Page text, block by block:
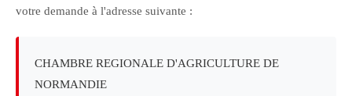
votre demande à l'adresse suivante :
CHAMBRE REGIONALE D'AGRICULTURE DE
NORMANDIE